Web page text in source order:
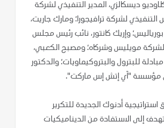
ديسكالزي، المدير التنفيذي لشركة
التنفيذي لشركة ترافيجورا؛ ومارك جاريت،
وإريك كانتور، نائب رئيس مجلس
لشركة مويليس وشركاه؛ ومصبح الكعبي،
للبترول والبتروكيماويات؛ والدكتور
مؤسسة "آي إتش إس ماركت".
أدنوك الجديدة للتكرير
إلى الاستفادة من الديناميكيات